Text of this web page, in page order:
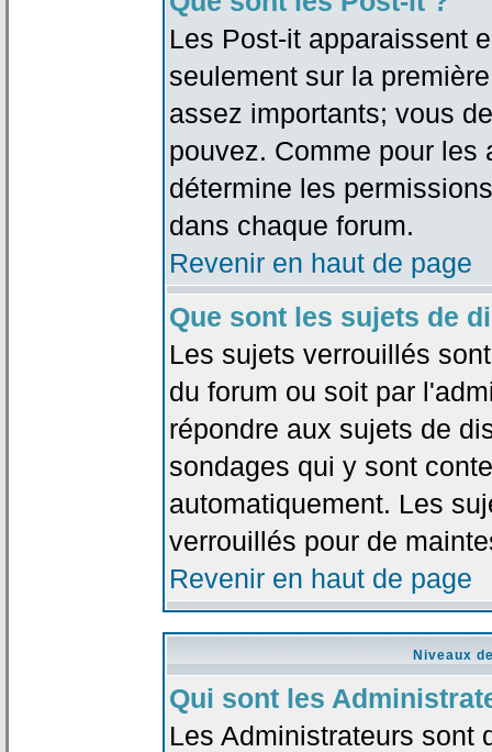
Les Post-it apparaissent
seulement sur la
assez importants; vous
pouvez. Comme pour les
détermine les
dans chaque forum.
Revenir en haut de page
Que sont les sujets de
Les sujets verrouillés
du forum ou soit par
répondre aux sujets de
sondages qui y sont
automatiquement. Les
verrouillés pour de
Revenir en haut de page
Niveaux
Qui sont les
Les Administrateurs sont